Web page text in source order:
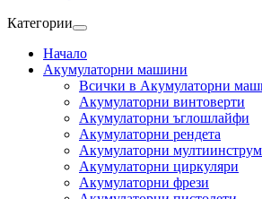
Категории
Начало
Акумулаторни машини
Всички в Акумулаторни
Акумулаторни винтоверти
Акумулаторни ъглошлайфи
Акумулаторни рендета
Акумулаторни
Акумулаторни циркуляри
Акумулаторни фрези